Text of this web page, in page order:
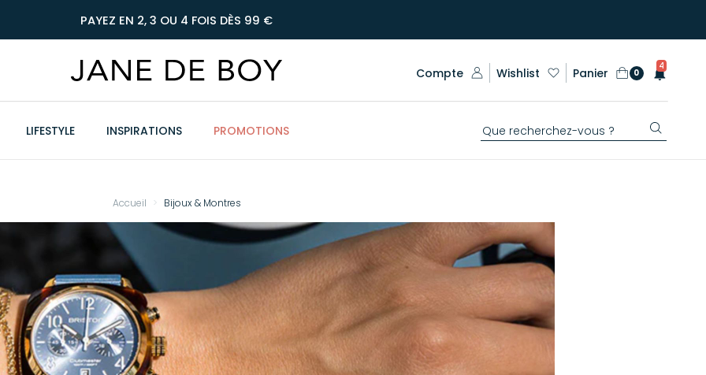
PAYEZ EN 2, 3 OU 4 FOIS DÈS 99 €
Compte Wishlist Panier 0
4
LIFESTYLE INSPIRATIONS PROMOTIONS
Accueil Bijoux & Montres